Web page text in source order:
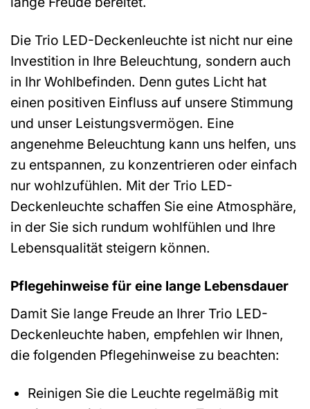
Die Trio LED-Deckenleuchte ist nicht nur eine
Investition in Ihre Beleuchtung, sondern auch
in Ihr Wohlbefinden. Denn gutes Licht hat
einen positiven Einfluss auf unsere Stimmung
und unser Leistungsvermögen. Eine
angenehme Beleuchtung kann uns helfen, uns
zu entspannen, zu konzentrieren oder einfach
nur wohlzufühlen. Mit der Trio LED-
Deckenleuchte schaffen Sie eine Atmosphäre,
in der Sie sich rundum wohlfühlen und Ihre
Lebensqualität steigern können.
Pflegehinweise für eine lange Lebensdauer
Damit Sie lange Freude an Ihrer Trio LED-
Deckenleuchte haben, empfehlen wir Ihnen,
die folgenden Pflegehinweise zu beachten:
Reinigen Sie die Leuchte regelmäßig mit